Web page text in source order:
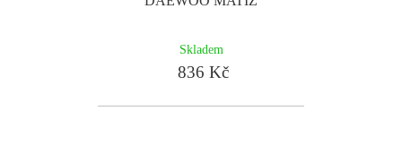
Skladem
836 Kč